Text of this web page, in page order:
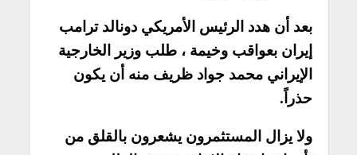
بعد أن هدد الرئيس الأمريكي دونالد ترامب
إيران بعواقب وخيمة ، طلب وزير الخارجية
الإيراني محمد جواد ظريف منه أن يكون
حذراً.
ولا يزال المستثمرون يشعرون بالقلق من